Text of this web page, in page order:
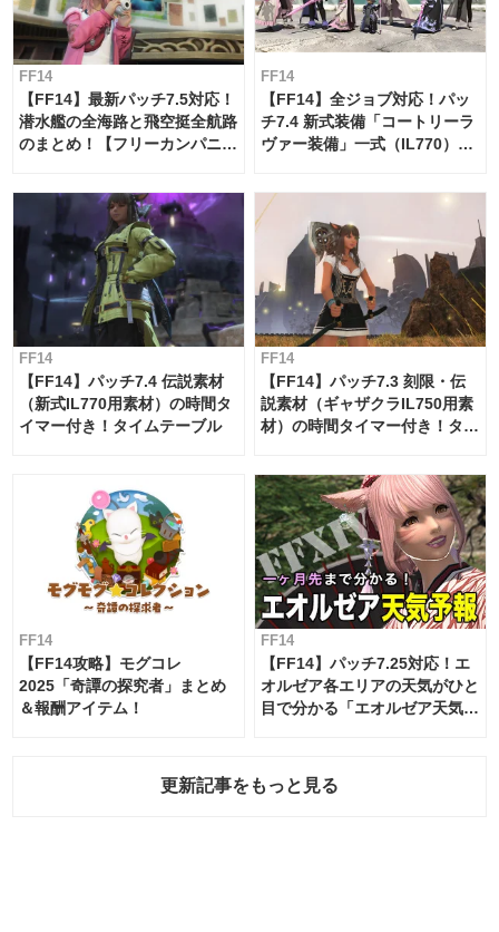
FF14
【FF14】最新パッチ7.5対応！
潜水艦の全海路と飛空挺全航路
のまとめ！【フリーカンパニ
FF14
【FF14】全ジョブ対応！パッ
チ7.4 新式装備「コートリーラ
ヴァー装備」一式（IL770）の
FF14
【FF14】パッチ7.4 伝説素材
（新式IL770用素材）の時間タ
イマー付き！タイムテーブル
FF14
【FF14】パッチ7.3 刻限・伝
説素材（ギャザクラIL750用素
材）の時間タイマー付き！タイ
FF14
【FF14攻略】モグコレ
2025「奇譚の探究者」まとめ
＆報酬アイテム！
FF14
【FF14】パッチ7.25対応！エ
オルゼア各エリアの天気がひと
目で分かる「エオルゼア天気予
更新記事をもっと見る